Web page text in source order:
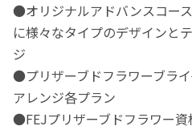
●オリジナルアドバンスコー
に様々なタイプのデザインと
ジ
●プリザーブドフラワーブラ
アレンジ各プラン
●FEJプリザーブドフラワー資